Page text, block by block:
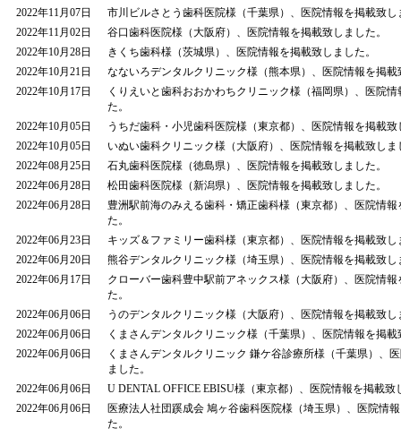
2022年11月07日
市川ビルさとう歯科医院様（千葉県）、医院情報を掲載致し
2022年11月02日
谷口歯科医院様（大阪府）、医院情報を掲載致しました。
2022年10月28日
きくち歯科様（茨城県）、医院情報を掲載致しました。
2022年10月21日
なないろデンタルクリニック様（熊本県）、医院情報を掲載
2022年10月17日
くりえいと歯科おおかわちクリニック様（福岡県）、医院
た。
2022年10月05日
うちだ歯科・小児歯科医院様（東京都）、医院情報を掲載致
2022年10月05日
いぬい歯科クリニック様（大阪府）、医院情報を掲載致しま
2022年08月25日
石丸歯科医院様（徳島県）、医院情報を掲載致しました。
2022年06月28日
松田歯科医院様（新潟県）、医院情報を掲載致しました。
2022年06月28日
豊洲駅前海のみえる歯科・矯正歯科様（東京都）、医院情
た。
2022年06月23日
キッズ＆ファミリー歯科様（東京都）、医院情報を掲載致し
2022年06月20日
熊谷デンタルクリニック様（埼玉県）、医院情報を掲載致し
2022年06月17日
クローバー歯科豊中駅前アネックス様（大阪府）、医院情
た。
2022年06月06日
うのデンタルクリニック様（大阪府）、医院情報を掲載致し
2022年06月06日
くまさんデンタルクリニック様（千葉県）、医院情報を掲
2022年06月06日
くまさんデンタルクリニック 鎌ケ谷診療所様（千葉県）、
ました。
2022年06月06日
U DENTAL OFFICE EBISU様（東京都）、医院情報を掲載致
2022年06月06日
医療法人社団蹊成会 鳩ヶ谷歯科医院様（埼玉県）、医院情
た。